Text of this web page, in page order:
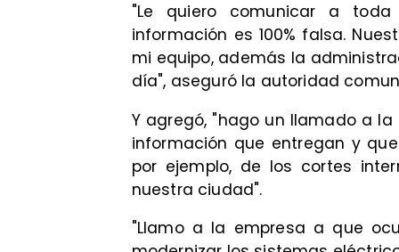
"Le quiero comunicar a
información es 100% falsa.
mi equipo, además la
día", aseguró la autoridad
Y agregó, "hago un llamado a
información que entregan y
por ejemplo, de los cortes
nuestra ciudad".
"Llamo a la empresa a que